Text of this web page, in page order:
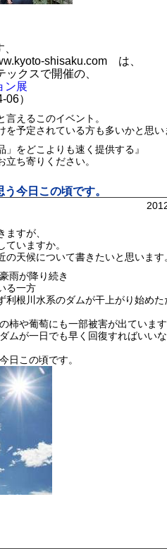
shisaku.com は、
クスで開催の、
ン展
）
えるこのイベント。
を予定されている方も多いかと思い
」をどこよりも速く提供する』
立ち寄りください。
今日この頃です。
すが、
いますか。
の天候について書きたいと思います
雨が降り続き
る一方
利根川水系のダムが干上がり始めた
柿や葡萄にも一部被害が出ていま
ムが一日でも早く回復すればいい
日この頃です。